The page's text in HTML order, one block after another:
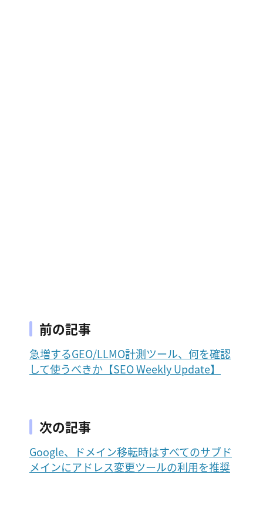
前の記事
急増するGEO/LLMO計測ツール、何を確認
して使うべきか【SEO Weekly Update】
次の記事
Google、ドメイン移転時はすべてのサブド
メインにアドレス変更ツールの利用を推奨